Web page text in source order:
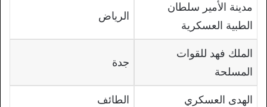
مدينة الأمير سلطان
الطبية العسكرية
الرياض
الملك فهد للقوات
المسلحة
جدة
الهدى العسكري الطائف